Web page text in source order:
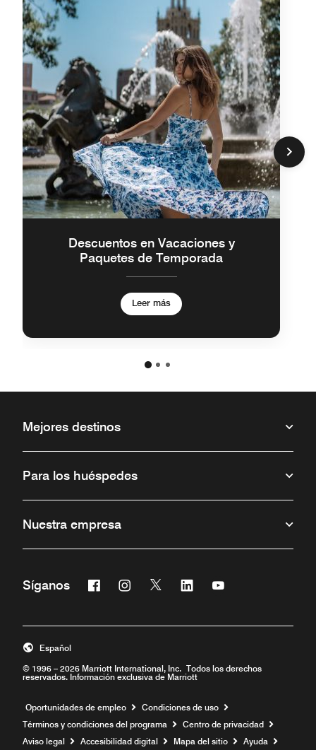
Descuentos en Vacaciones y
Paquetes de Temporada
Leer más
Mejores destinos
Para los huéspedes
Nuestra empresa
Síganos Facebook
Abre una ventana nueva
Instagram
Abre una ventana nueva
Twitter
Abre una ventana nueva
Linkedin
Abre una ventana nueva
Abre una ventana
© 1996 – 2026 Marriott International, Inc. Todos los derechos
reservados. Información exclusiva de Marriott
Español
Oportunidades de empleo Abre una ventana nueva
Condiciones de uso
Términos y condiciones del programa
Centro de privacidad
Aviso legal
Accesibilidad digital Mapa del sitio Ayuda